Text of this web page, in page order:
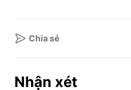
Chia sẻ
Nhận xét